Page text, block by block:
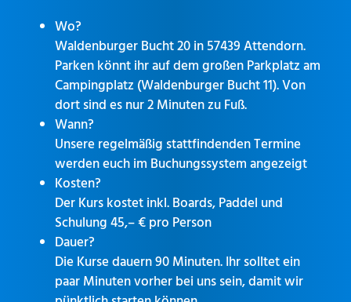
Wo?
Waldenburger Bucht 20 in 57439 Attendorn.
Parken könnt ihr auf dem großen Parkplatz am
Campingplatz (Waldenburger Bucht 11). Von
dort sind es nur 2 Minuten zu Fuß.
Wann?
Unsere regelmäßig stattfindenden Termine
werden euch im Buchungssystem angezeigt
Kosten?
Der Kurs kostet inkl. Boards, Paddel und
Schulung 45,– € pro Person
Dauer?
Die Kurse dauern 90 Minuten. Ihr solltet ein
paar Minuten vorher bei uns sein, damit wir